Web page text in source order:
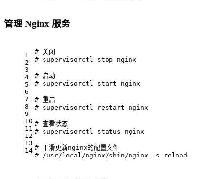
管理 Nginx 服务
1
2
3
4
5
6
7
8
9
10
11
12
13
14
# 关闭
# supervisorctl
stop nginx
# 启动
# supervisorctl
start nginx
# 重启
# supervisorctl
restart nginx
# 查看状态
# supervisorctl
status nginx
# 平滑更新nginx的配置文件
# /usr/local/nginx/sbin/nginx -s reload